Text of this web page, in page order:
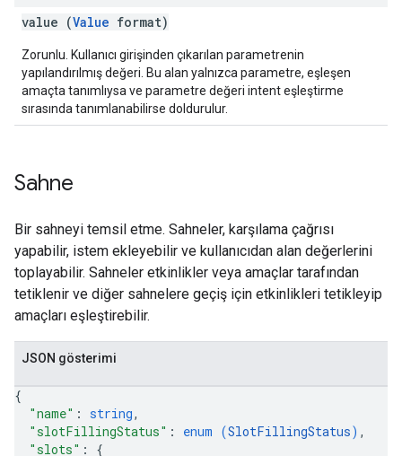
value (Value format)
Zorunlu. Kullanıcı girişinden çıkarılan parametrenin
yapılandırılmış değeri. Bu alan yalnızca parametre, eşleşen
amaçta tanımlıysa ve parametre değeri intent eşleştirme
sırasında tanımlanabilirse doldurulur.
Sahne
Bir sahneyi temsil etme. Sahneler, karşılama çağrısı
yapabilir, istem ekleyebilir ve kullanıcıdan alan değerlerini
toplayabilir. Sahneler etkinlikler veya amaçlar tarafından
tetiklenir ve diğer sahnelere geçiş için etkinlikleri tetikleyip
amaçları eşleştirebilir.
JSON gösterimi
{
"name" : string,
"slotFillingStatus" : enum (SlotFillingStatus) ,
"slots" : {